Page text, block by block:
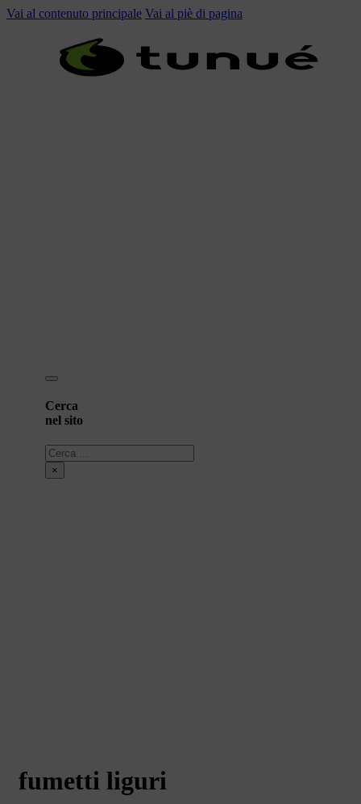
Vai al contenuto principale Vai al piè di pagina
Cerca
nel sito
Cerca
×
fumetti liguri